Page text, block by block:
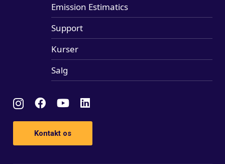
Emission Estimatics
Support
Kurser
Salg
Kontakt os